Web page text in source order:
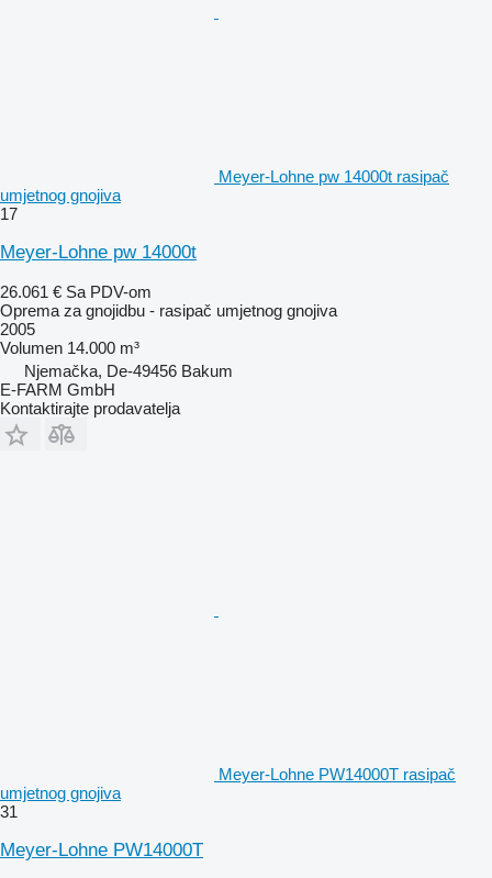
Meyer-Lohne pw 14000t rasipač
umjetnog gnojiva
17
Meyer-Lohne pw 14000t
26.061 € Sa PDV-om
Oprema za gnojidbu - rasipač umjetnog gnojiva
2005
Volumen 14.000 m³
Njemačka, De-49456 Bakum
E-FARM GmbH
Kontaktirajte prodavatelja
Meyer-Lohne PW14000T rasipač
umjetnog gnojiva
31
Meyer-Lohne PW14000T